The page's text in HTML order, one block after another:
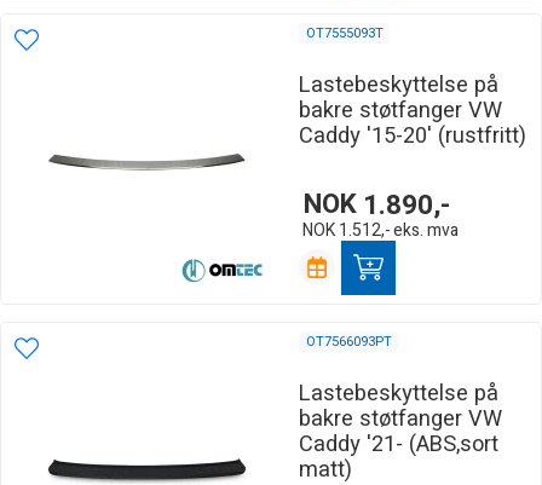
OT7555093T
Lastebeskyttelse på
bakre støtfanger VW
Caddy '15-20' (rustfritt)
NOK 1.890,-
NOK 1.512,-eks. mva
OT7566093PT
Lastebeskyttelse på
bakre støtfanger VW
Caddy '21- (ABS,sort
matt)